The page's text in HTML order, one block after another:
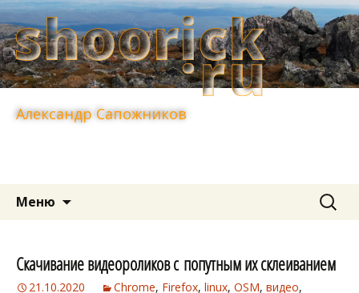
Александр Сапожников
Меню Найти:
Скачивание видеороликов с попутным их склеиванием
21.10.2020 Chrome, Firefox, linux, OSM, видео,